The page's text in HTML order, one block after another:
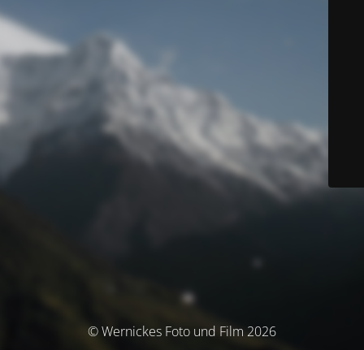
© Wernickes Foto und Film 2026